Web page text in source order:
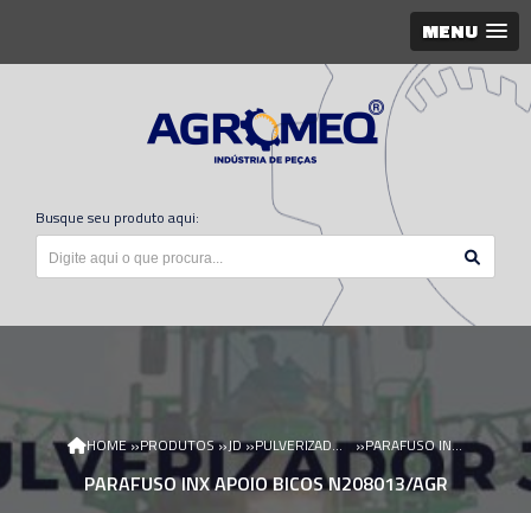
MENU
Busque seu produto aqui:
HOME»PRODUTOS»JD» PULVERIZADOR JD » PARAFUSO INX APOIO BICOS N208013/AGR
PARAFUSO INX APOIO BICOS N208013/AGR